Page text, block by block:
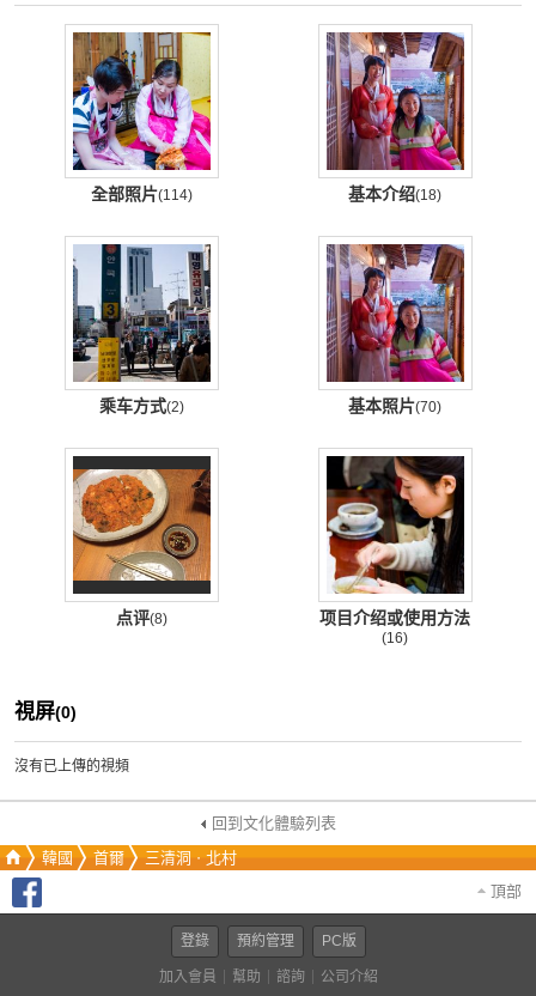
全部照片(114) 基本介绍(18)
乘车方式(2) 基本照片(70)
点评(8) 项目介绍或使用方法
(16)
視屏(0)
沒有已上傳的視頻
回到文化體驗列表
韓國
首爾
三清洞ㆍ北村
頂部
登錄 預約管理 PC版
加入會員 幫助 諮詢 公司介紹